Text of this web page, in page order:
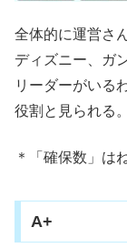
全体的に運営さ
ディズニー、ガ
リーダーがいる
役割と見られる。
＊「確保数」は
A+